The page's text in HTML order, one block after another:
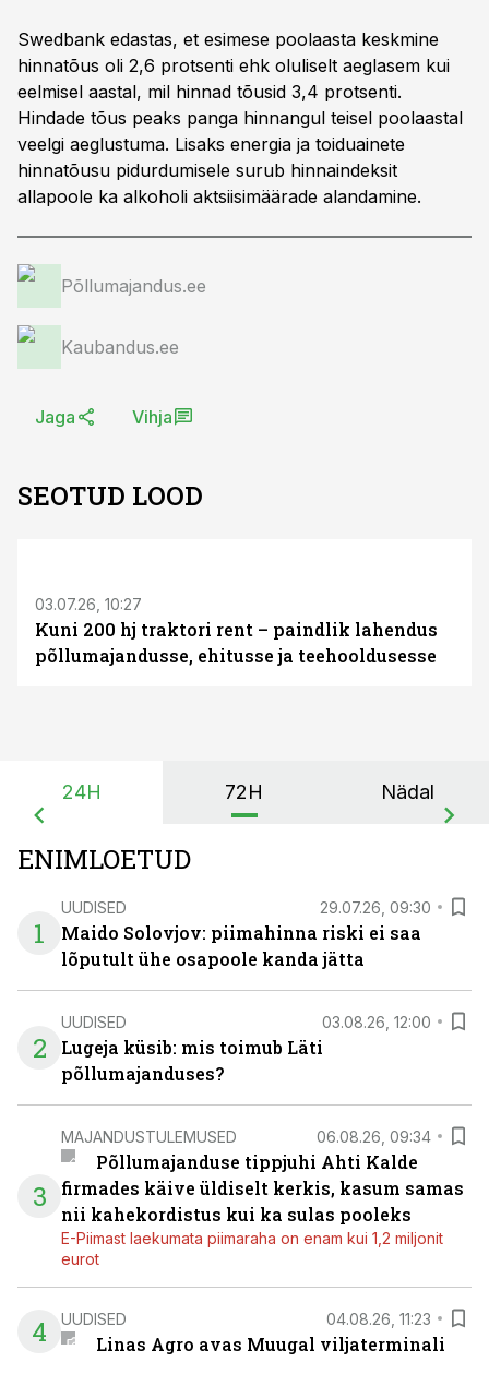
Swedbank edastas, et esimese poolaasta keskmine
hinnatõus oli 2,6 protsenti ehk oluliselt aeglasem kui
eelmisel aastal, mil hinnad tõusid 3,4 protsenti.
Hindade tõus peaks panga hinnangul teisel poolaastal
veelgi aeglustuma. Lisaks energia ja toiduainete
hinnatõusu pidurdumisele surub hinnaindeksit
allapoole ka alkoholi aktsiisimäärade alandamine.
Põllumajandus.ee
Kaubandus.ee
Jaga Vihja
SEOTUD LOOD
03.07.26, 10:27
Kuni 200 hj traktori rent – paindlik lahendus
põllumajandusse, ehitusse ja teehooldusesse
24H 72H Nädal
ENIMLOETUD
1
UUDISED 29.07.26, 09:30
Maido Solovjov: piimahinna riski ei saa
lõputult ühe osapoole kanda jätta
2
UUDISED 03.08.26, 12:00
Lugeja küsib: mis toimub Läti
põllumajanduses?
3
MAJANDUSTULEMUSED 06.08.26, 09:34
Põllumajanduse tippjuhi Ahti Kalde
firmades käive üldiselt kerkis, kasum samas
nii kahekordistus kui ka sulas pooleks
E-Piimast laekumata piimaraha on enam kui 1,2 miljonit
eurot
4 UUDISED 04.08.26, 11:23
Linas Agro avas Muugal viljaterminali